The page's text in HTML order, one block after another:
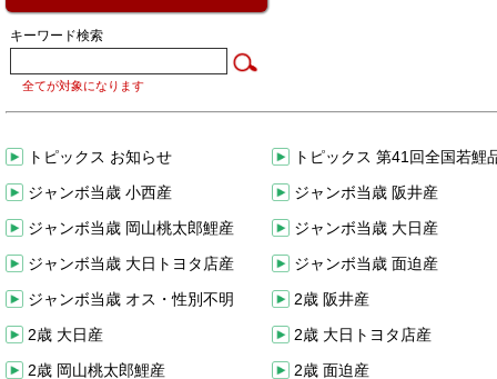
キーワード検索
全てが対象になります
トピックス お知らせ
トピックス 第41回全国若鯉
ジャンボ当歳 小西産
ジャンボ当歳 阪井産
ジャンボ当歳 岡山桃太郎鯉産
ジャンボ当歳 大日産
ジャンボ当歳 大日トヨタ店産
ジャンボ当歳 面迫産
ジャンボ当歳 オス・性別不明
2歳 阪井産
2歳 大日産
2歳 大日トヨタ店産
2歳 岡山桃太郎鯉産
2歳 面迫産